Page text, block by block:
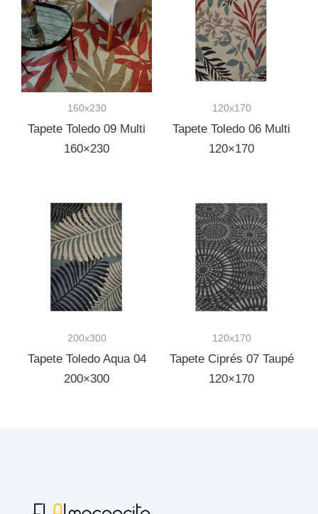
160x230
Tapete Toledo 09 Multi
160×230
120x170
Tapete Toledo 06 Multi
120×170
200x300
Tapete Toledo Aqua 04
200×300
120x170
Tapete Ciprés 07 Taupé
120×170